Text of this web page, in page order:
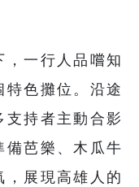
一行人品嚐知
色攤位。沿途
持者主動合影
備芭樂、木瓜牛
展現高雄人的